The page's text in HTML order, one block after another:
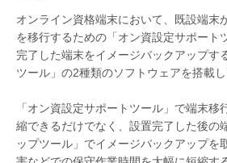
オンライン資格端末において、既設端末
を移行するための「オン資設定サポート
完了した端末をイメージバックアップす
ツール」の2種類のソフトウェアを搭載し
「オン資設定サポートツール」で端末移
縮できるだけでなく、設置完了した後の
ップツール」でイメージバックアップを